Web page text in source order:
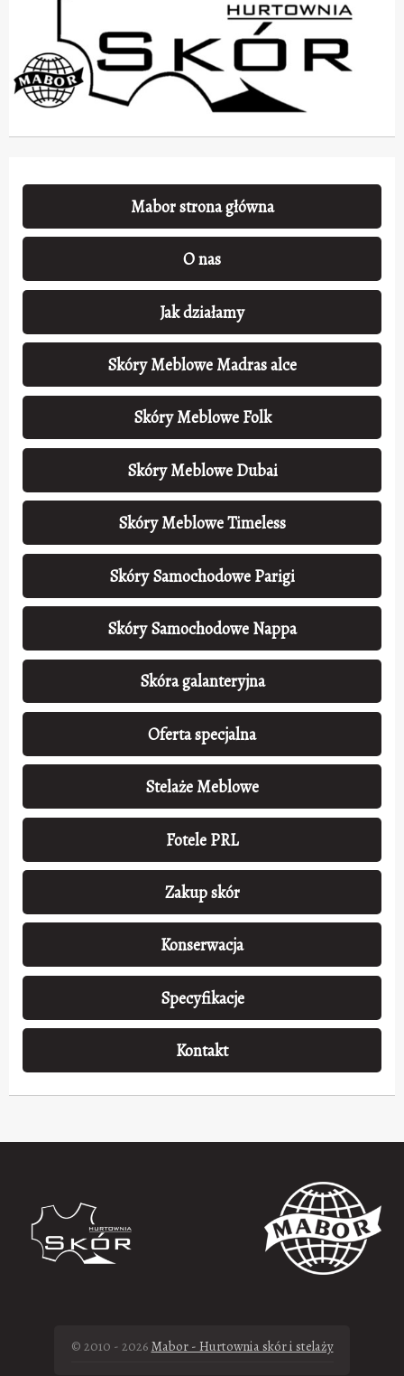
Mabor strona główna
O nas
Jak działamy
Skóry Meblowe Madras alce
Skóry Meblowe Folk
Skóry Meblowe Dubai
Skóry Meblowe Timeless
Skóry Samochodowe Parigi
Skóry Samochodowe Nappa
Skóra galanteryjna
Oferta specjalna
Stelaże Meblowe
Fotele PRL
Zakup skór
Konserwacja
Specyfikacje
Kontakt
© 2010 - 2026 Mabor - Hurtownia skór i stelaży